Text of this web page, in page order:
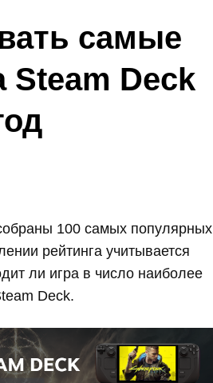
самые
Deck
100 самых популярных
рейтинга учитывается
ли игра в число наиболее
Deck.